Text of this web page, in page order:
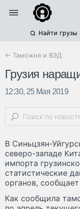
Найти грузы
← Таможня и ВЭД
Грузия
12:30, 25 Мая 2019
В Синьцзян-
северо-западе
импорта
статистические
органов,
Как сообщила